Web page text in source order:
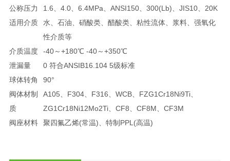
公称压力
1.6、4.0、6.4MPa、ANSI150、300(Lb)、JIS10、20K
适用介质
水、石油、硝酸类、醋酸类、粘性流体、浆料、强氧化
性介质等
介质温度
-40～+180℃ -40～+350℃
泄漏量
0 符合ANSIB16.104 5级标准
球体转角
90°
阀体材制
质
A105、F304、F316、WCB、FZG1Cr18Ni9Ti、
ZG1Cr18Ni12Mo2Ti、CF8、CF8M、CF3M
阀座材料
聚四氟乙烯(常温)、特制PPL(高温)